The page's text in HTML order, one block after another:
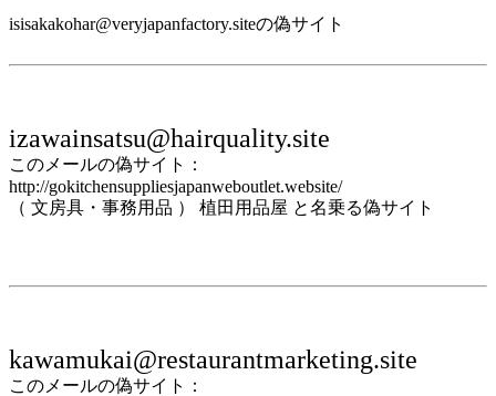
isisakakohar@veryjapanfactory.siteの偽サイト
izawainsatsu@hairquality.site
このメールの偽サイト：
http://gokitchensuppliesjapanweboutlet.website/
（ 文房具・事務用品 ） 植田用品屋 と名乗る偽サイト
kawamukai@restaurantmarketing.site
このメールの偽サイト：